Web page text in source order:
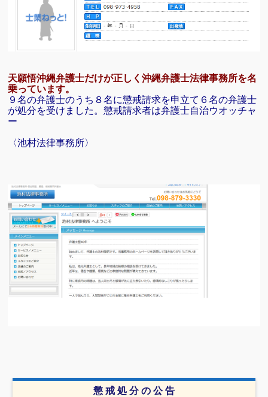
天願悟沖縄弁護士だけが正しく沖縄弁護士法律事務所を名
乗っています。
９名の弁護士のうち８名に懲戒請求を申立て６名の弁護士
が処分を受けました。懲戒請求者は弁護士自治ウオッチャ
ー
〈池村法律事務所〉
懲 戒 処 分 の 公 告